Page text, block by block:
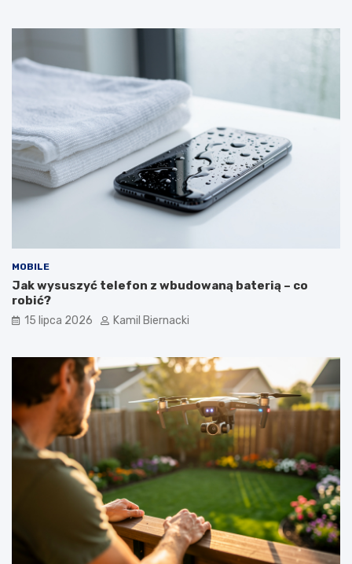
MOBILE
Jak wysuszyć telefon z wbudowaną baterią – co
robić?
15 lipca 2026 Kamil Biernacki